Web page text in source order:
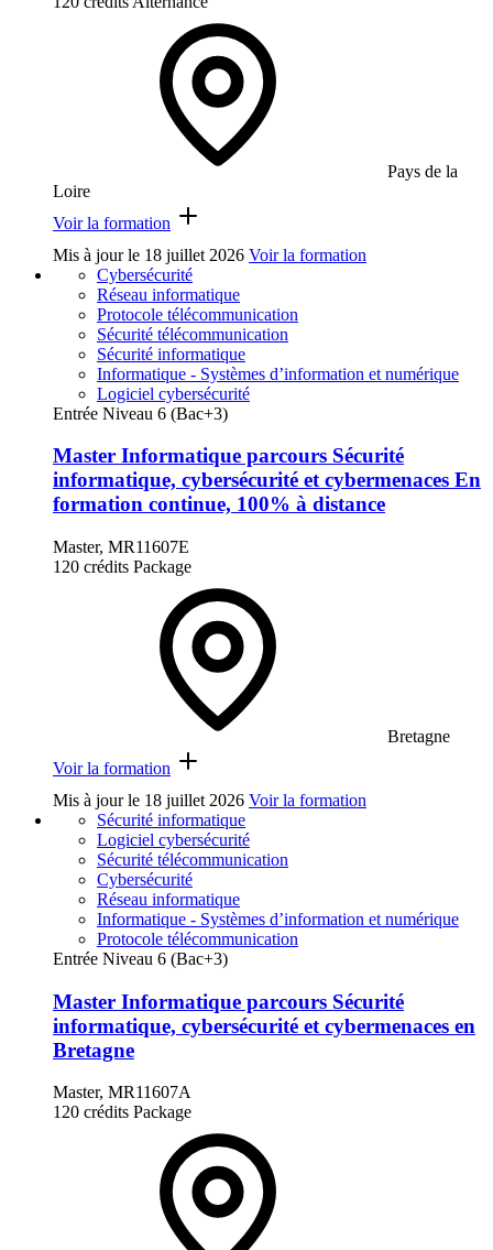
Pays de la
Loire
Voir la formation
Mis à jour le 18 juillet 2026 Voir la formation
Cybersécurité
Réseau informatique
Protocole télécommunication
Sécurité télécommunication
Sécurité informatique
Informatique - Systèmes d’information et numérique
Logiciel cybersécurité
Entrée Niveau 6 (Bac+3)
Master Informatique parcours Sécurité
informatique, cybersécurité et cybermenaces En
formation continue, 100% à distance
Master, MR11607E
120 crédits Package
Bretagne
Voir la formation
Mis à jour le 18 juillet 2026 Voir la formation
Sécurité informatique
Logiciel cybersécurité
Sécurité télécommunication
Cybersécurité
Réseau informatique
Informatique - Systèmes d’information et numérique
Protocole télécommunication
Entrée Niveau 6 (Bac+3)
Master Informatique parcours Sécurité
informatique, cybersécurité et cybermenaces en
Bretagne
Master, MR11607A
120 crédits Package